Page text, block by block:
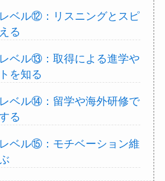
ベル⑫：リスニングとスピ
る
ベル⑬：取得による進学や
を知る
ベル⑭：留学や海外研修で
る
ベル⑮：モチベーション維